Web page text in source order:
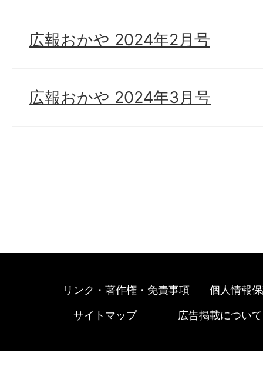
広報おかや 2024年2月号
広報おかや 2024年3月号
リンク・著作権・免責事項 個人情報
サイトマップ 広告掲載について